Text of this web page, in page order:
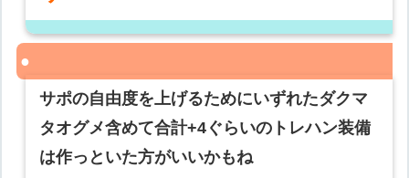
サポの自由度を上げるためにいずれたダクマ
タオグメ含めて合計+4ぐらいのトレハン装備
は作っといた方がいいかもね